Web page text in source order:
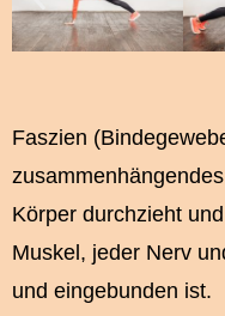
Faszien
Körper durchzieht
Muskel, jeder Nerv
und eingebunden ist.